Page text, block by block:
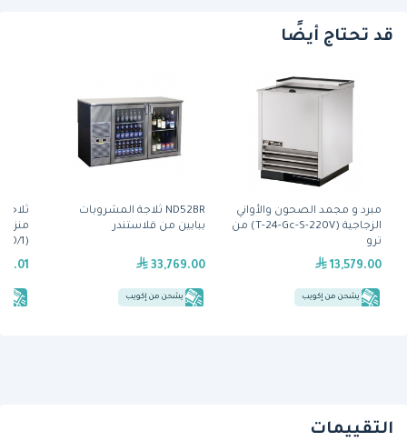
قد تحتاج أيضًا
مبرد و مجمد الصحون والأواني
الزجاجية (T-24-Gc-S-220V) من
ترو
13,579.00
يشحن من إكويب
ND52BR ثلاجة المشروبات
ببابين من قلاستندر
33,769.00
يشحن من إكويب
ثلاجة
(TBB-24-48G 220/60/1) من ترو
التقييمات